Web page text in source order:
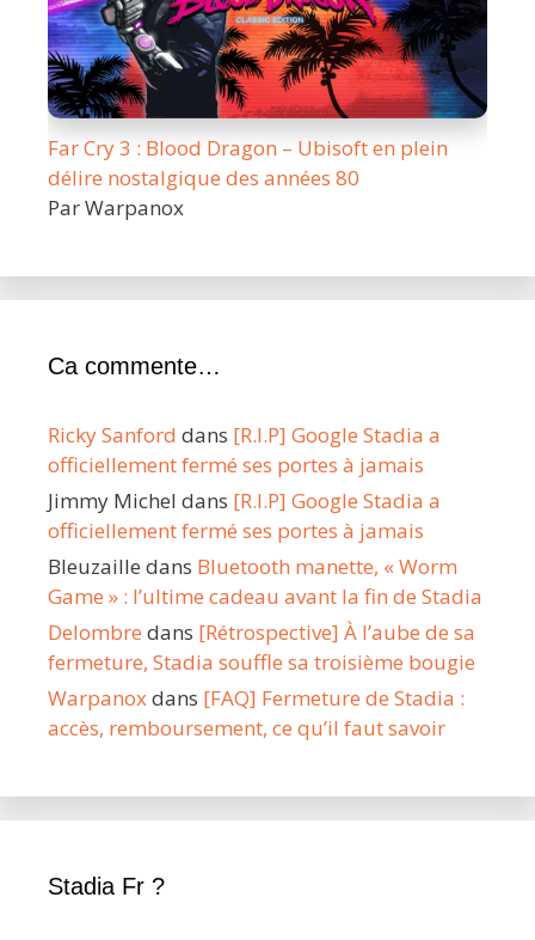
Far Cry 3 : Blood Dragon – Ubisoft en plein
délire nostalgique des années 80
Par Warpanox
Ca commente…
Ricky Sanford dans [R.I.P] Google Stadia a
officiellement fermé ses portes à jamais
Jimmy Michel dans [R.I.P] Google Stadia a
officiellement fermé ses portes à jamais
Bleuzaille dans Bluetooth manette, « Worm
Game » : l’ultime cadeau avant la fin de Stadia
Delombre dans [Rétrospective] À l’aube de sa
fermeture, Stadia souffle sa troisième bougie
Warpanoxdans [FAQ] Fermeture de Stadia :
accès, remboursement, ce qu’il faut savoir
Stadia Fr ?